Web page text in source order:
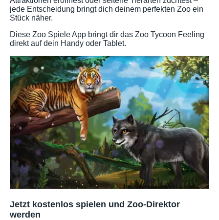
jede Entscheidung bringt dich deinem perfekten Zoo ein
Stück näher.
Diese Zoo Spiele App bringt dir das Zoo Tycoon Feeling
direkt auf dein Handy oder Tablet.
Jetzt kostenlos spielen und Zoo-Direktor
werden